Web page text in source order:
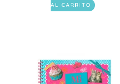
AL CARRITO